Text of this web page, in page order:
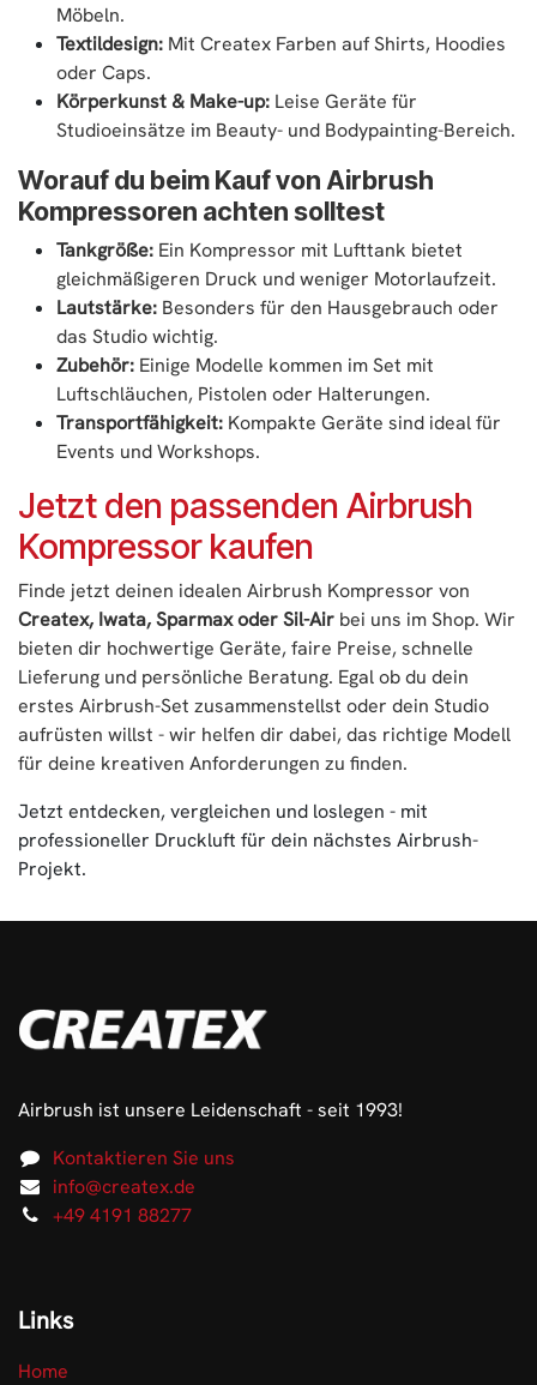
Möbeln.
Textildesign: Mit Createx Farben auf Shirts, Hoodies
oder Caps.
Körperkunst & Make-up: Leise Geräte für
Studioeinsätze im Beauty- und Bodypainting-Bereich.
Worauf du beim Kauf von Airbrush
Kompressoren achten solltest
Tankgröße: Ein Kompressor mit Lufttank bietet
gleichmäßigeren Druck und weniger Motorlaufzeit.
Lautstärke: Besonders für den Hausgebrauch oder
das Studio wichtig.
Zubehör: Einige Modelle kommen im Set mit
Luftschläuchen, Pistolen oder Halterungen.
Transportfähigkeit: Kompakte Geräte sind ideal für
Events und Workshops.
Jetzt den passenden Airbrush
Kompressor kaufen
Finde jetzt deinen idealen Airbrush Kompressor von
Createx, Iwata, Sparmax oder Sil-Air bei uns im Shop. Wir
bieten dir hochwertige Geräte, faire Preise, schnelle
Lieferung und persönliche Beratung. Egal ob du dein
erstes Airbrush-Set zusammenstellst oder dein Studio
aufrüsten willst - wir helfen dir dabei, das richtige Modell
für deine kreativen Anforderungen zu finden.
Jetzt entdecken, vergleichen und loslegen - mit
professioneller Druckluft für dein nächstes Airbrush-
Projekt.
Airbrush ist unsere Leidenschaft - seit 1993!
Kontaktieren Sie uns
info@createx.de
+49 4191 88277
Links
Home